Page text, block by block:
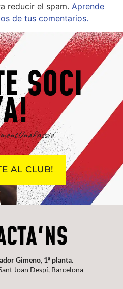
reducir el spam. Aprende
de tus comentarios.
SOCI
AL CLUB!
Gimeno, 1ª planta.
Joan Despí, Barcelona